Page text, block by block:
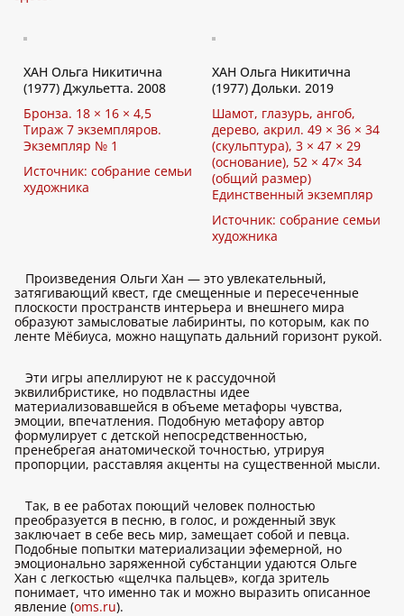
ХАН Ольга Никитична
(1977) Джульетта. 2008
Бронза. 18 × 16 × 4,5
Тираж 7 экземпляров.
Экземпляр № 1
Источник: собрание семьи
художника
ХАН Ольга Никитична
(1977) Дольки. 2019
Шамот, глазурь, ангоб,
дерево, акрил. 49 × 36 × 34
(скульптура), 3 × 47 × 29
(основание), 52 × 47× 34
(общий размер)
Единственный экземпляр
Источник: собрание семьи
художника
Произведения Ольги Хан — это увлекательный,
затягивающий квест, где смещенные и пересеченные
плоскости пространств интерьера и внешнего мира
образуют замысловатые лабиринты, по которым, как по
ленте Мёбиуса, можно нащупать дальний горизонт рукой.
Эти игры апеллируют не к рассудочной
эквилибристике, но подвластны идее
материализовавшейся в объеме метафоры чувства,
эмоции, впечатления. Подобную метафору автор
формулирует с детской непосредственностью,
пренебрегая анатомической точностью, утрируя
пропорции, расставляя акценты на существенной мысли.
Так, в ее работах поющий человек полностью
преобразуется в песню, в голос, и рожденный звук
заключает в себе весь мир, замещает собой и певца.
Подобные попытки материализации эфемерной, но
эмоционально заряженной субстанции удаются Ольге
Хан с легкостью «щелчка пальцев», когда зритель
понимает, что именно так и можно выразить описанное
явление (oms.ru).